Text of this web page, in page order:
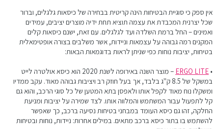
אין ספק כי סוגיית הבטיחות הינה קריטית בבחירה של כיסאות גלגלים, וברור
שכל יצרנית המכבדת את עצמה תוציא תחת ידיה מוצרים יציבים, עמידים
ואמינים – החל ברמת השלדה ועד לגלגלים. עם זאת, ישנם כיסאות קלים
המקנים רמה גבוהה על עצמאות וניידות, אשר משלבים בצורה אופטימאלית
בטיחות, יציבות נוחות כפי שניתן לראות בדוגמאות הבאות:
•
ERGO LITE
– מוצר השנה באירופה לשנת 2020 הוא כיסא אולטרה לייט
במשקל של 8.5 ק"ג בלבד, אך בעל חוזק רב ויציבות גבוהה מאוד. עקב ממדיו
ומשקלו נוח מאוד לקפל אותו ולאפסן בתא המטען של כל סוגי הרכב, והוא גם
קל לתפעול עבור המשתמש והמלווה אותו. לצד שמירה על יציבות ומניעת
החלקה, זהו גם כיסא העומד במבחני בטיחות נסיעה ברכב, כך שאפשר
להשתמש בו בתור כיסא ברכב מתאים. במילים אחרות: ניידות, נוחות ובטיחות